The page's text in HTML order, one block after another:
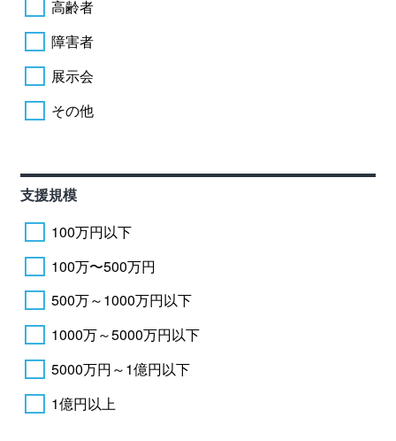
高齢者
障害者
展示会
その他
支援規模
100万円以下
100万〜500万円
500万～1000万円以下
1000万～5000万円以下
5000万円～1億円以下
1億円以上